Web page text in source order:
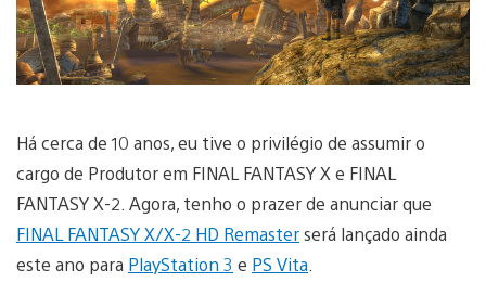
Há cerca de 10 anos, eu tive o privilégio de assumir o
cargo de Produtor em FINAL FANTASY X e FINAL
FANTASY X-2. Agora, tenho o prazer de anunciar que
FINAL FANTASY X/X-2 HD Remasterserá lançado ainda
este ano para PlayStation 3 e PS Vita